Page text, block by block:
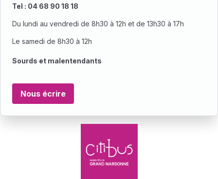
Tel : 04 68 90 18 18
Du lundi au vendredi de 8h30 à 12h et de 13h30 à 17h
Le samedi de 8h30 à 12h
Sourds et malentendants
Nous écrire